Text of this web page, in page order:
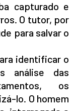
capturado e
O tutor, por
para salvar o
identificar o
análise das
os
lo. O homem